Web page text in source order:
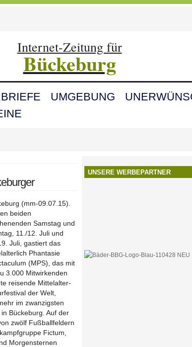
Internet-Zeitung für
Bückeburg
UMGEBUNG
(mm-09.07.15).
beiden
Samstag und
11./12. Juli und
Juli, gastiert das
Phantasie
(MPS), das mit
3.000 Mitwirkenden
reisende Mittelalter-
der Welt,
im zwanzigsten
Bückeburg. Auf der
zwölf Fußballfeldern
Fictum,
Morgensternen
UNSERE WERBEPARTNER